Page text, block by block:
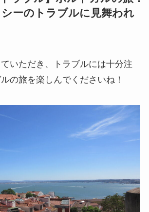
ーのトラブルに見舞われ
いただき、トラブルには十分注
の旅を楽しんでくださいね！